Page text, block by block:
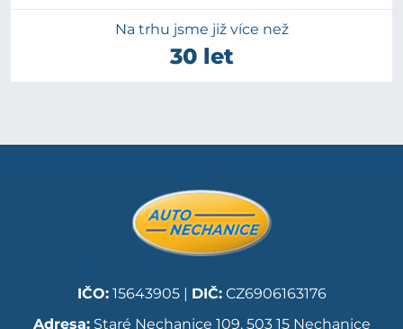
Na trhu jsme již více než
30 let
IČO:15643905 | DIČ:CZ6906163176
Adresa:Staré Nechanice 109, 503 15 Nechanice